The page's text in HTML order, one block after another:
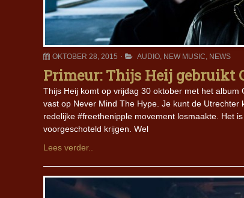
OKTOBER 28, 2015 AUDIO, NEW MUSIC, NEWS
Primeur: Thijs Heij gebruikt
Thijs Heij komt op vrijdag 30 oktober met het
vast op Never Mind The Hype. Je kunt de Utrechter
redelijke #freethenipple movement losmaakte. Het
voorgeschoteld krijgen. Wel
Lees verder..